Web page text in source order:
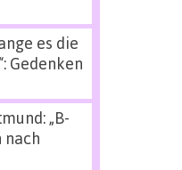
es die
Gedenken
„B-
nach